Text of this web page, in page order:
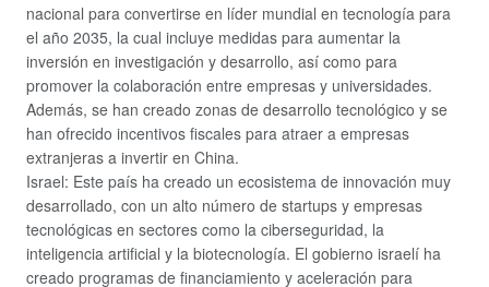
nacional para convertirse en líder mundial en tecnología para
el año 2035, la cual incluye medidas para aumentar la
inversión en investigación y desarrollo, así como para
promover la colaboración entre empresas y universidades.
Además, se han creado zonas de desarrollo tecnológico y se
han ofrecido incentivos fiscales para atraer a empresas
extranjeras a invertir en China.
Israel: Este país ha creado un ecosistema de innovación muy
desarrollado, con un alto número de startups y empresas
tecnológicas en sectores como la ciberseguridad, la
inteligencia artificial y la biotecnología. El gobierno israelí ha
creado programas de financiamiento y aceleración para